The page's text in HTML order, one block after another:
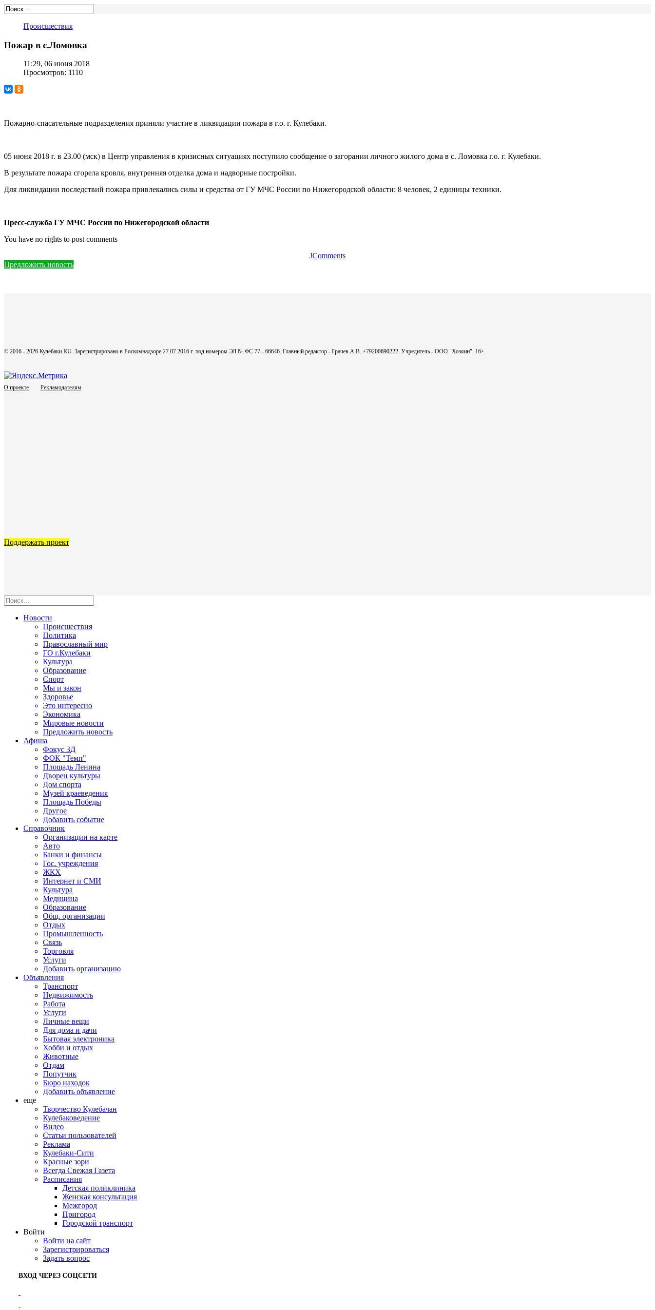
Происшествия
Пожар в с.Ломовка
11:29, 06 июня 2018
Просмотров: 1110
Пожарно-спасательные подразделения приняли участие в ликвидации пожара в г.о. г. Кулебаки.
05 июня 2018 г. в 23.00 (мск) в Центр управления в кризисных ситуациях поступило сообщение о загорании личного жилого дома в с. Ломовка г.о. г. Кулебаки.
В результате пожара сгорела кровля, внутренняя отделка дома и надворные постройки.
Для ликвидации последствий пожара привлекались силы и средства от ГУ МЧС России по Нижегородской области: 8 человек, 2 единицы техники.
Пресс-служба ГУ МЧС России по Нижегородской области
You have no rights to post comments
JComments
Предложить новость
© 2016 - 2026 Кулебаки.RU. Зарегистрировано в Роскомнадзоре 27.07.2016 г. под номером ЭЛ № ФС 77 - 66646. Главный редактор - Грачев А.В. +79200690222. Учредитель - ООО "Хозяин". 16+
О проекте Рекламодателям
Поддержать проект
Новости
Происшествия
Политика
Православный мир
ГО г.Кулебаки
Культура
Образование
Спорт
Мы и закон
Здоровье
Это интересно
Экономика
Мировые новости
Предложить новость
Афиша
Фокус 3Д
ФОК "Темп"
Площадь Ленина
Дворец культуры
Дом спорта
Музей краеведения
Площадь Победы
Другое
Добавить событие
Справочник
Организации на карте
Авто
Банки и финансы
Гос. учреждения
ЖКХ
Интернет и СМИ
Культура
Медицина
Образование
Общ. организации
Отдых
Промышленность
Связь
Торговля
Услуги
Добавить организацию
Объявления
Транспорт
Недвижимость
Работа
Услуги
Личные вещи
Для дома и дачи
Бытовая электроника
Хобби и отдых
Животные
Отдам
Попутчик
Бюро находок
Добавить объявление
еще
Творчество Кулебачан
Кулебаковедение
Видео
Статьи пользователей
Реклама
Кулебаки-Сити
Красные зори
Всегда Свежая Газета
Расписания
Детская поликлиника
Женская консультация
Межгород
Пригород
Городской транспорт
Войти
Войти на сайт
Зарегистрироваться
Задать вопрос
ВХОД ЧЕРЕЗ СОЦСЕТИ